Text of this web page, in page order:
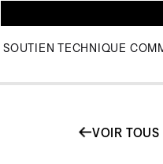
SOUTIEN TECHNIQUE
VOIR TOUS